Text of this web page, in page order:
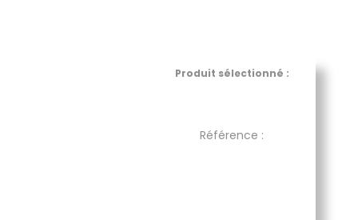
Produit sélectionné :
Référence :